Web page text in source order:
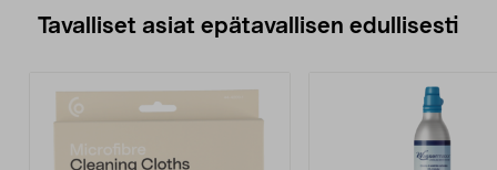
Tavalliset asiat epätavallisen edullisesti